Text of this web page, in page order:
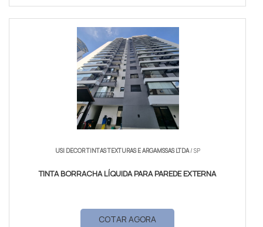
USI DECOR TINTAS TEXTURAS E ARGAMSSAS LTDA/ SP
TINTA BORRACHA LÍQUIDA PARA PAREDE EXTERNA
COTAR AGORA